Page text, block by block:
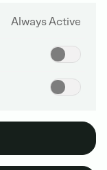
możesz
Twoje
okres
Always Active